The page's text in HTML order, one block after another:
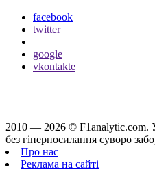
facebook
twitter
google
vkontakte
2010 — 2026 © F1analytic.com.
без гіперпосилання суворо
Про нас
Реклама на сайті